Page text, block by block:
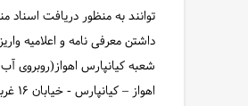
شعبه کیانپارس اهواز(روبروی
اهواز – کیانپارس - خیابان ۱۶ غربی – فاز سوم – پلاک ۷۰ شرکت مهندسین مشاور شاراب